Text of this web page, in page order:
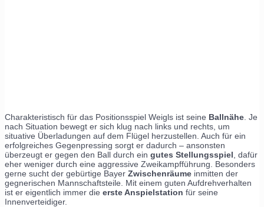
Charakteristisch für das Positionsspiel Weigls ist seine Ballnähe . Je
nach Situation bewegt er sich klug nach links und rechts, um
situative Überladungen auf dem Flügel herzustellen. Auch für ein
erfolgreiches Gegenpressing sorgt er dadurch – ansonsten
überzeugt er gegen den Ball durch ein gutes Stellungsspiel , dafür
eher weniger durch eine aggressive Zweikampfführung. Besonders
gerne sucht der gebürtige Bayer Zwischenräume inmitten der
gegnerischen Mannschaftsteile. Mit einem guten Aufdrehverhalten
ist er eigentlich immer die erste Anspielstation für seine
Innenverteidiger.